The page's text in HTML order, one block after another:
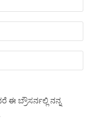
ಈ ಬ್ರೌಸರ್ನಲ್ಲಿ ನನ್ನ